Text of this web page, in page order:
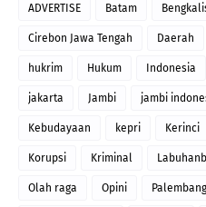
ADVERTISE Batam
Cirebon Jawa Tengah Daerah
hukrim Hukum Indonesia
jakarta Jambi jambi
Kebudayaan kepri Kerinci
Korupsi Kriminal
Olah raga Opini Palembang